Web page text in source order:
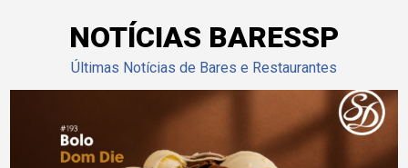
NOTÍCIAS BARESSP
Últimas Notícias de Bares e Restaurantes